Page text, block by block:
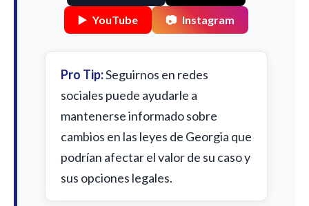
▶️ YouTube 📷 Instagram
Pro Tip:Seguirnos en redes
sociales puede ayudarle a
mantenerse informado sobre
cambios en las leyes de Georgia que
podrían afectar el valor de su caso y
sus opciones legales.